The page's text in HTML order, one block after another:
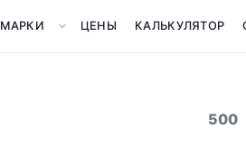
МАРКИ ЦЕНЫ КАЛЬКУЛЯТОР
500